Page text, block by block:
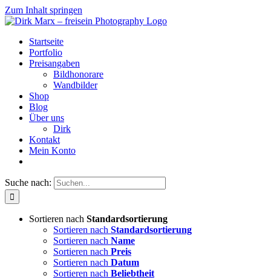
Zum Inhalt springen
Startseite
Portfolio
Preisangaben
Bildhonorare
Wandbilder
Shop
Blog
Über uns
Dirk
Kontakt
Mein Konto
Suche nach:
Sortieren nach Standardsortierung
Sortieren nach Standardsortierung
Sortieren nach Name
Sortieren nach Preis
Sortieren nach Datum
Sortieren nach Beliebtheit